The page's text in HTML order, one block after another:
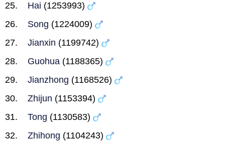
Hai (1253993)
Song (1224009)
Jianxin (1199742)
Guohua (1188365)
Jianzhong (1168526)
Zhijun (1153394)
Tong (1130583)
Zhihong (1104243)